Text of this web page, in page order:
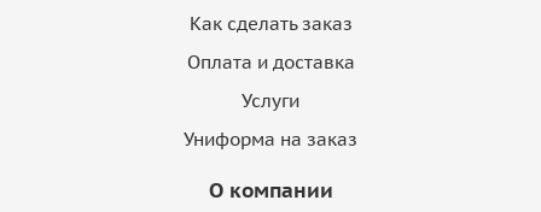
Как сделать заказ
Оплата и доставка
Услуги
Униформа на заказ
О компании